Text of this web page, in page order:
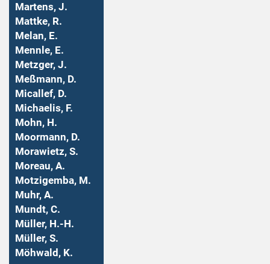
Martens, J.
Mattke, R.
Melan, E.
Mennle, E.
Metzger, J.
Meßmann, D.
Micallef, D.
Michaelis, F.
Mohn, H.
Moormann, D.
Morawietz, S.
Moreau, A.
Motzigemba, M.
Muhr, A.
Mundt, C.
Müller, H.-H.
Müller, S.
Möhwald, K.